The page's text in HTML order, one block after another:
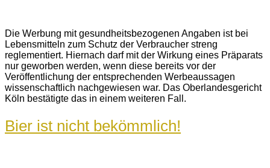
Die Werbung mit gesundheitsbezogenen Angaben ist bei
Lebensmitteln zum Schutz der Verbraucher streng
reglementiert. Hiernach darf mit der Wirkung eines Präparats
nur geworben werden, wenn diese bereits vor der
Veröffentlichung der entsprechenden Werbeaussagen
wissenschaftlich nachgewiesen war. Das Oberlandesgericht
Köln bestätigte das in einem weiteren Fall.
Bier ist nicht bekömmlich!